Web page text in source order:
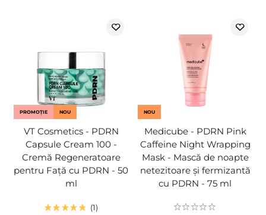
PROMOȚIE NOU
VT Cosmetics - PDRN
Capsule Cream 100 -
Cremă Regeneratoare
pentru Față cu PDRN - 50
ml
1
NOU
Medicube - PDRN Pink
Caffeine Night Wrapping
Mask - Mască de noapte
netezitoare și fermizantă
cu PDRN - 75 ml